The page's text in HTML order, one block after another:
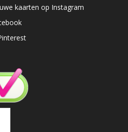
kaarten op Instagram